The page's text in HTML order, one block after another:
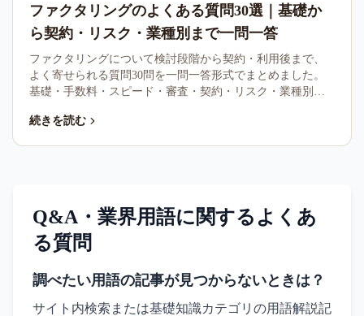
ファクタリングのよくある質問30選｜基礎か
ら契約・リスク・業種別まで一問一答
ファクタリングについて検討段階から契約・利用後まで、
よく寄せられる質問30問を一問一答形式でまとめました。
基礎・手数料・スピード・審査・契約・リスク・業種別・
構成です。
続きを読む
Q&A・業界用語に関するよくあ
る質問
調べたい用語の記事が見つからないときは？
サイト内検索または基礎知識カテゴリの用語解説記